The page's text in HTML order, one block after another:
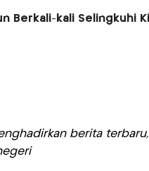
Berkali-kali Selingkuhi
berita